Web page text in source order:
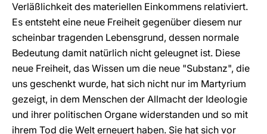
Verläßlichkeit des materiellen Einkommens relativiert.
Es entsteht eine neue Freiheit gegenüber diesem nur
scheinbar tragenden Lebensgrund, dessen normale
Bedeutung damit natürlich nicht geleugnet ist. Diese
neue Freiheit, das Wissen um die neue "Substanz", die
uns geschenkt wurde, hat sich nicht nur im Martyrium
gezeigt, in dem Menschen der Allmacht der Ideologie
und ihrer politischen Organe widerstanden und so mit
ihrem Tod die Welt erneuert haben. Sie hat sich vor